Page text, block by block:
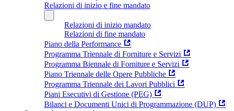
Relazioni di inizio e fine mandato
Relazioni di inizio mandato
Relazioni di fine mandato
Piano della Performance
Programma Triennale di Forniture e Servizi
Programma Biennale di Forniture e Servizi
Piano Triennale delle Opere Pubbliche
Programma Triennale dei Lavori Pubblici
Piani Esecutivi di Gestione (PEG)
Bilanci e Documenti Unici di Programmazione (DUP)